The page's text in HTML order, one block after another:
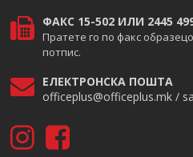
ФАКС 15-502 ИЛИ 2445
Пратете го по факс
потпис.
ЕЛЕКТРОНСКА ПОШТА
officeplus@officeplus.mk /